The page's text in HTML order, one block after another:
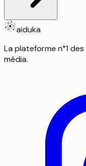
aiduka
La plateforme n°1
média.